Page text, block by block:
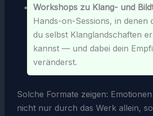
Workshops zu Klang- und
Hands-on-Sessions, in denen
du selbst Klanglandschaften
kannst — und dabei dein
veränderst.
Solche Formate zeigen:
nicht nur durch das Werk allein,